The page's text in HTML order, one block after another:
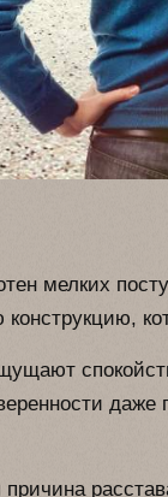
мелких
даже